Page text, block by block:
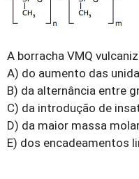
A borracha VMQ
A) do aumento das
B) da alternância entre
C) da introdução de
D) da maior massa
E) dos encadeamentos